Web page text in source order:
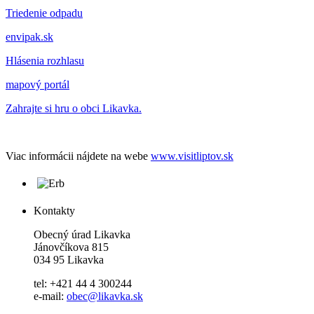
Triedenie odpadu
envipak.sk
Hlásenia rozhlasu
mapový portál
Zahrajte si hru o obci Likavka.
Viac informácii nájdete na webe www.visitliptov.sk
Kontakty
Obecný úrad Likavka
Jánovčíkova 815
034 95 Likavka
tel: +421 44 4 300244
e-mail: obec@likavka.sk